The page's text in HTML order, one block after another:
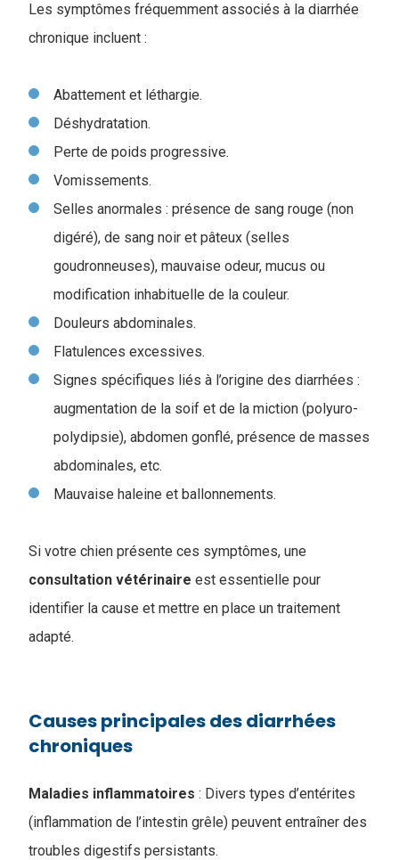
Les symptômes fréquemment associés à la diarrhée
chronique incluent :
Abattement et léthargie.
Déshydratation.
Perte de poids progressive.
Vomissements.
Selles anormales : présence de sang rouge (non
digéré), de sang noir et pâteux (selles
goudronneuses), mauvaise odeur, mucus ou
modification inhabituelle de la couleur.
Douleurs abdominales.
Flatulences excessives.
Signes spécifiques liés à l’origine des diarrhées :
augmentation de la soif et de la miction (polyuro-
polydipsie), abdomen gonflé, présence de masses
abdominales, etc.
Mauvaise haleine et ballonnements.
Si votre chien présente ces symptômes, une
consultation vétérinaire est essentielle pour
identifier la cause et mettre en place un traitement
adapté.
Causes principales des diarrhées
chroniques
Maladies inflammatoires : Divers types d’entérites
(inflammation de l’intestin grêle) peuvent entraîner des
troubles digestifs persistants.